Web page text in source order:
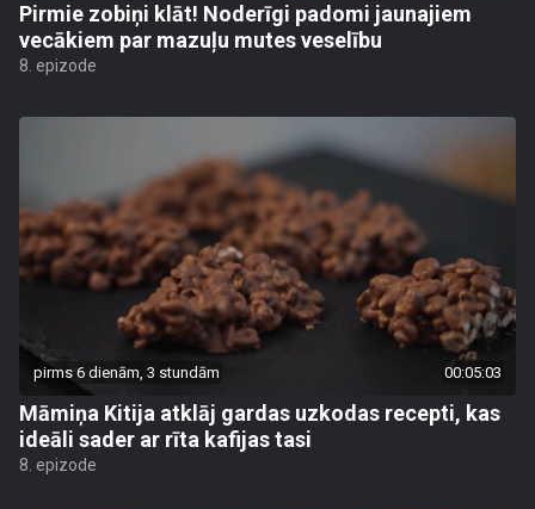
Pirmie zobiņi klāt! Noderīgi padomi jaunajiem
vecākiem par mazuļu mutes veselību
8. epizode
pirms 6 dienām, 3 stundām 00:05:03
Māmiņa Kitija atklāj gardas uzkodas recepti, kas
ideāli sader ar rīta kafijas tasi
8. epizode